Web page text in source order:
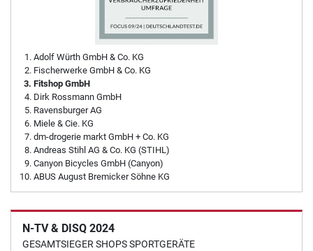
Adolf Würth GmbH & Co. KG
Fischerwerke GmbH & Co. KG
Fitshop GmbH
Dirk Rossmann GmbH
Ravensburger AG
Miele & Cie. KG
dm-drogerie markt GmbH + Co. KG
Andreas Stihl AG & Co. KG (STIHL)
Canyon Bicycles GmbH (Canyon)
ABUS August Bremicker Söhne KG
N-TV & DISQ 2024
GESAMTSIEGER SHOPS SPORTGERÄTE